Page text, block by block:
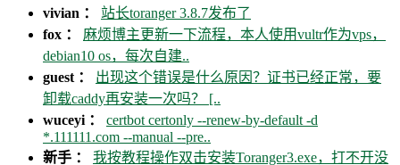
vivian ： 站长toranger 3.8.7发布了
fox ： 麻烦博主更新一下流程，本人使用vultr作为vps，
debian10 os，每次自建..
guest ： 出现这个错误是什么原因？证书已经正常，要
卸载caddy再安装一次吗？ [..
wuceyi ： certbot certonly --renew-by-default -d
*.111111.com --manual --pre..
新手 ： 我按教程操作双击安装Toranger3.exe，打不开没